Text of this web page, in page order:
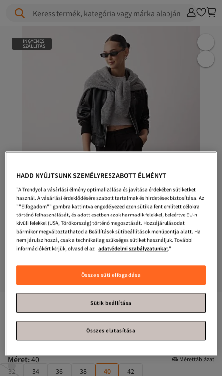
Keress termék, kategória vagy márka alapján
INGYENES
SZÁLLÍTÁS
Fekete széles szárú, pliszírozott
szövetnadrág TWOAW22PL0475
Méret:40 Mérettáblázat
32 34 36 38 40 42
HADD NYÚJTSUNK SZEMÉLYRESZABOTT ÉLMÉNYT
"A Trendyol a vásárlási élmény optimalizálása és javítása érdekében sütiketket
használ. A vásárlási érdeklődésére szabott tartalmak és hirdetések biztosítása. Az
""Elfogadom"" gombra kattintva engedélyezed ezen sütik a fent említett célokra
történő felhasználását, és adott esetben azok harmadik felekkel, beleértve EU-n
kívüli felekkel (USA, Törökország) történő megosztását. Hozzájárulásodat
bármikor megváltoztathatod a Beállítások sütibeállítások menüpontja alatt. Ha
nem járulsz hozzá, csak a technikailag szükséges sütiket használjuk. További
információkért kérjük, olvasd el az adatvédelmi szabályzatunkat."
Összes süti elfogadása
Sütik beállítása
Összes elutasítása